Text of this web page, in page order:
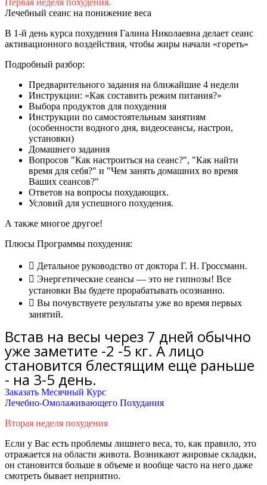
Первая неделя похудения.
Лечебный сеанс на понижение веса
В 1-й день курса похудения Галина Николаевна делает сеанс
активационного воздействия, чтобы жиры начали «гореть»
Подробный разбор:
Предварительного задания на ближайшие 4 недели
Инструкции: «Как составить режим питания?»
Выбора продуктов для похудения
Инструкции по самостоятельным занятиям
(особенности водного дня, видеосеансы, настрои,
установки)
Домашнего задания
Вопросов "Как настроиться на сеанс?", "Как найти
время для себя?" и "Чем занять домашних во время
Ваших сеансов?"
Ответов на вопросы похудающих.
Условий для успешного похудения.
А также многое другое!
Плюсы Программы похудения:
Детальное руководство от доктора Г. Н. Гроссманн.
Энергетические сеансы — это не гипнозы! Все
установки Вы будете прорабатывать осознанно.
Вы почувствуете результаты уже во время первых
занятий.
Встав на весы через 7 дней обычно
уже заметите -2 -5 кг. А лицо
становится блестящим еще раньше
- на 3-5 день.
Заказать Месячный Курс
Лечебно-Омолаживающего Похудания
Вторая неделя похудения
Если у Вас есть проблемы лишнего веса, то, как правило, это
отражается на области живота. Возникают жировые складки,
он становится больше в объеме и вообще часто на него даже
смотреть бывает неприятно.